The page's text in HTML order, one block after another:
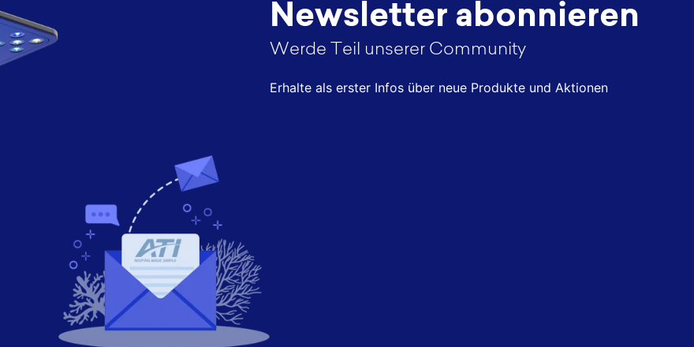
Newsletter abonnieren
Werde Teil unserer Community
Erhalte als erster Infos über neue Produkte und Aktionen